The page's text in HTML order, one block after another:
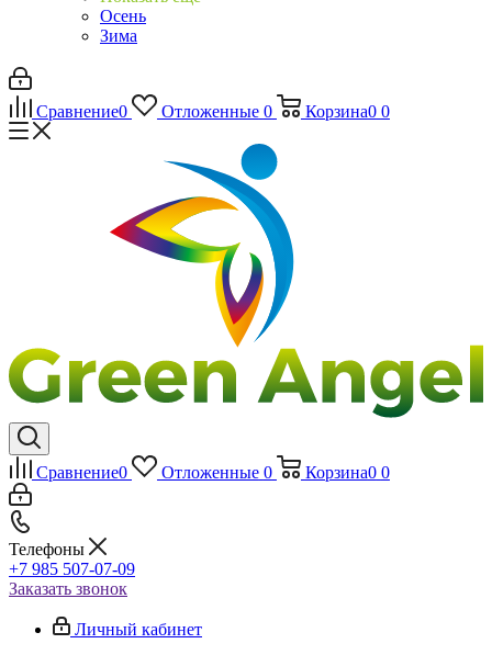
Осень
Зима
Сравнение0 Отложенные 0 Корзина0 0
Сравнение0 Отложенные 0 Корзина0 0
Телефоны
+7 985 507-07-09
Заказать звонок
Личный кабинет